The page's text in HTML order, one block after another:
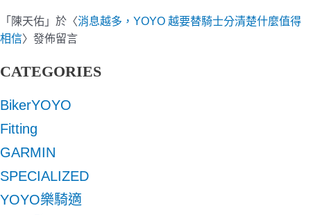
「 陳天佑 」於〈消息越多，YOYO 越要替騎士分清楚什麼值得
相信〉發佈留言
CATEGORIES
BikerYOYO
Fitting
GARMIN
SPECIALIZED
YOYO樂騎適